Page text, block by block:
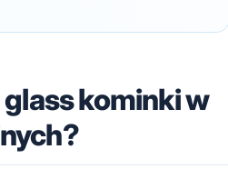
kominki w